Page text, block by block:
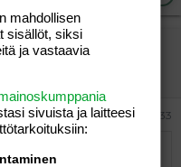
#233
mahdollisen
sisällöt, siksi
ja vastaavia
sivuista ja laitteesi